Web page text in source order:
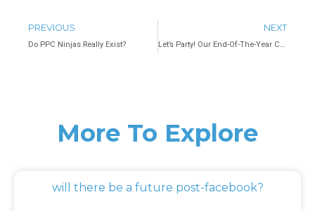
PREVIOUS
Do PPC Ninjas Really Exist?
NEXT
Let’s Party! Our End-Of-The-Year Celebration
More To Explore
will there be a future post-facebook?